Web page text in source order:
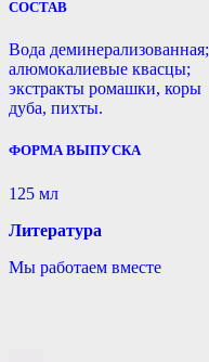
СОСТАВ
Вода деминерализованная;
алюмокалиевые квасцы;
экстракты ромашки, коры
дуба, пихты.
ФОРМА ВЫПУСКА
125 мл
Литература
Мы работаем вместе